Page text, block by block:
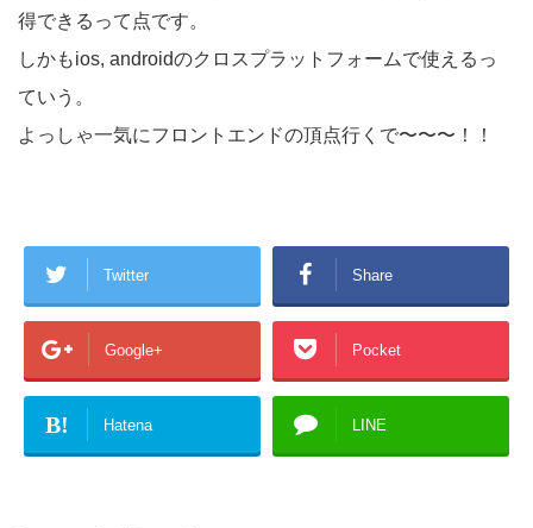
得できるって点です。
しかもios, androidのクロスプラットフォームで使えるっ
ていう。
よっしゃ一気にフロントエンドの頂点行くで〜〜〜！！
Twitter Share
Google+ Pocket
B! Hatena LINE